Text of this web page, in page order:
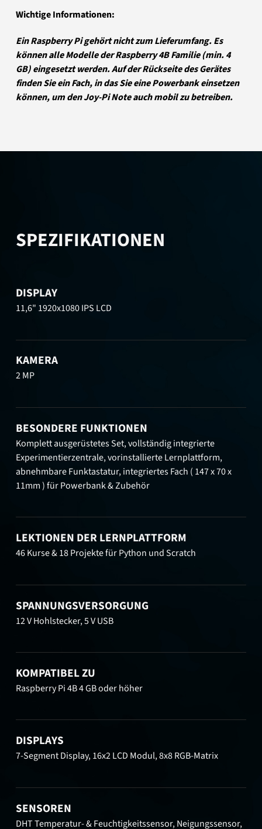
Wichtige Informationen:
Ein Raspberry Pi gehört nicht zum Lieferumfang. Es
können alle Modelle der Raspberry 4B Familie (min. 4
GB) eingesetzt werden. Auf der Rückseite des Gerätes
finden Sie ein Fach, in das Sie eine Powerbank einsetzen
können, um den Joy-Pi Note auch mobil zu betreiben.
SPEZIFIKATIONEN
DISPLAY
11,6" 1920x1080 IPS LCD
KAMERA
2 MP
BESONDERE FUNKTIONEN
Komplett ausgerüstetes Set, vollständig integrierte
Experimentierzentrale, vorinstallierte Lernplattform,
abnehmbare Funktastatur, integriertes Fach ( 147 x 70 x
11mm ) für Powerbank & Zubehör
LEKTIONEN DER LERNPLATTFORM
46 Kurse & 18 Projekte für Python und Scratch
SPANNUNGSVERSORGUNG
12 V Hohlstecker, 5 V USB
KOMPATIBEL ZU
Raspberry Pi 4B 4 GB oder höher
DISPLAYS
7-Segment Display, 16x2 LCD Modul, 8x8 RGB-Matrix
SENSOREN
DHT Temperatur- & Feuchtigkeitssensor, Neigungssensor,